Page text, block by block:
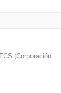
(Corporación